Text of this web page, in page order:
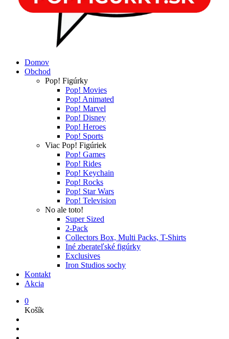
Domov
Obchod
Pop! Figúrky
Pop! Movies
Pop! Animated
Pop! Marvel
Pop! Disney
Pop! Heroes
Pop! Sports
Viac Pop! Figúriek
Pop! Games
Pop! Rides
Pop! Keychain
Pop! Rocks
Pop! Star Wars
Pop! Television
No ale toto!
Super Sized
2-Pack
Collectors Box, Multi Packs, T-Shirts
Iné zberateľské figúrky
Exclusives
Iron Studios sochy
Kontakt
Akcia
0
Košík